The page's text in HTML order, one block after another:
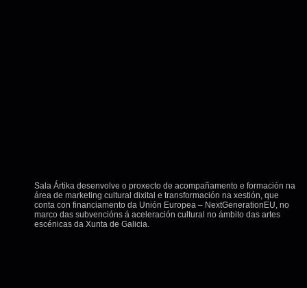
Sala Ártika desenvolve o proxecto de acompañamento e formación na
área de marketing cultural dixital e transformación na xestión, que
conta con financiamento da Unión Europea – NextGenerationEU, no
marco das subvencións á aceleración cultural no ámbito das artes
escénicas da Xunta de Galicia.